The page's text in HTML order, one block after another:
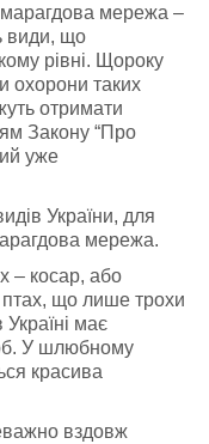
мережа –
види, що
рівні. Щороку
охорони таких
отримати
Закону “Про
уже
України, для
мережа.
– косар, або
що лише трохи
має
У шлюбному
красива
вздовж